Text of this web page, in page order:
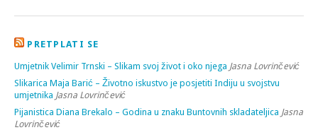
PRETPLATI SE
Umjetnik Velimir Trnski – Slikam svoj život i oko njega Jasna Lovrinčević
Slikarica Maja Barić – Životno iskustvo je posjetiti Indiju u svojstvu
umjetnika Jasna Lovrinčević
Pijanistica Diana Brekalo – Godina u znaku Buntovnih skladateljica Jasna
Lovrinčević